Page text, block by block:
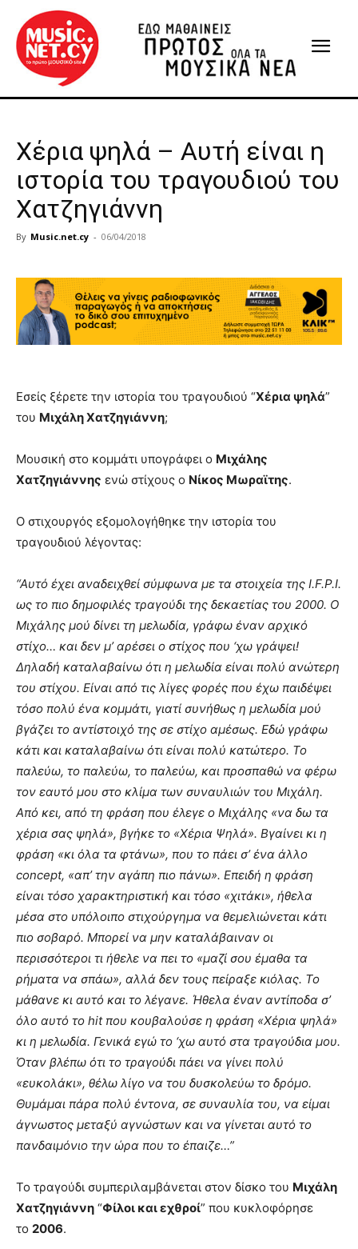
Χέρια ψηλά – Αυτή είναι η
ιστορία του τραγουδιού του
Χατζηγιάννη
By Music.net.cy - 06/04/2018
Εσείς ξέρετε την ιστορία του τραγουδιού “Χέρια ψηλά”
του Μιχάλη Χατζηγιάννη;
Μουσική στο κομμάτι υπογράφει ο Μιχάλης
Χατζηγιάννης ενώ στίχους ο Νίκος Μωραϊτης.
Ο στιχουργός εξομολογήθηκε την ιστορία του
τραγουδιού λέγοντας:
“Αυτό έχει αναδειχθεί σύμφωνα με τα στοιχεία της I.F.P.I.
ως το πιο δημοφιλές τραγούδι της δεκαετίας του 2000. Ο
Μιχάλης μού δίνει τη μελωδία, γράφω έναν αρχικό
στίχο… και δεν μ’ αρέσει ο στίχος που ‘χω γράψει!
Δηλαδή καταλαβαίνω ότι η μελωδία είναι πολύ ανώτερη
του στίχου. Είναι από τις λίγες φορές που έχω παιδέψει
τόσο πολύ ένα κομμάτι, γιατί συνήθως η μελωδία μού
βγάζει το αντίστοιχό της σε στίχο αμέσως. Εδώ γράφω
κάτι και καταλαβαίνω ότι είναι πολύ κατώτερο. Το
παλεύω, το παλεύω, το παλεύω, και προσπαθώ να φέρω
τον εαυτό μου στο κλίμα των συναυλιών του Μιχάλη.
Από κει, από τη φράση που έλεγε ο Μιχάλης «να δω τα
χέρια σας ψηλά», βγήκε το «Χέρια Ψηλά». Βγαίνει κι η
φράση «κι όλα τα φτάνω», που το πάει σ’ ένα άλλο
concept, «απ’ την αγάπη πιο πάνω». Επειδή η φράση
είναι τόσο χαρακτηριστική και τόσο «χιτάκι», ήθελα
μέσα στο υπόλοιπο στιχούργημα να θεμελιώνεται κάτι
πιο σοβαρό. Μπορεί να μην καταλάβαιναν οι
περισσότεροι τι ήθελε να πει το «μαζί σου έμαθα τα
ρήματα να σπάω», αλλά δεν τους πείραξε κιόλας. Το
μάθανε κι αυτό και το λέγανε. Ήθελα έναν αντίποδα σ’
όλο αυτό το hit που κουβαλούσε η φράση «Χέρια ψηλά»
κι η μελωδία. Γενικά εγώ το ‘χω αυτό στα τραγούδια μου.
Όταν βλέπω ότι το τραγούδι πάει να γίνει πολύ
«ευκολάκι», θέλω λίγο να του δυσκολεύω το δρόμο.
Θυμάμαι πάρα πολύ έντονα, σε συναυλία του, να είμαι
άγνωστος μεταξύ αγνώστων και να γίνεται αυτό το
πανδαιμόνιο την ώρα που το έπαιζε…”
Το τραγούδι συμπεριλαμβάνεται στον δίσκο του Μιχάλη
Χατζηγιάννη “Φίλοι και εχθροί” που κυκλοφόρησε
το 2006.